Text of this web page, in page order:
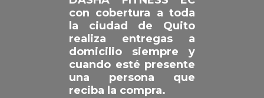
con cobertura a toda
la ciudad de Quito
realiza entregas a
domicilio siempre y
cuando esté presente
una persona que
reciba la compra.